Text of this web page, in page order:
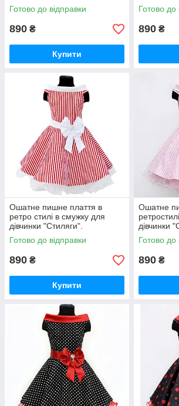
Готово до відправки
890 ₴
Купити
Готово до
890 ₴
Ошатне пишне плаття в
ретро стилі в смужку для
дівчинки "Стиляги".
Готово до відправки
890 ₴
Купити
Ошатне
дівчинки
Готово до
890 ₴